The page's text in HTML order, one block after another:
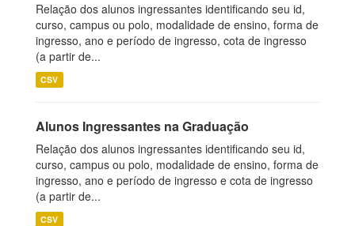
Relação dos alunos ingressantes identificando seu id,
curso, campus ou polo, modalidade de ensino, forma de
ingresso, ano e período de ingresso, cota de ingresso
(a partir de...
CSV
Alunos Ingressantes na Graduação
Relação dos alunos ingressantes identificando seu id,
curso, campus ou polo, modalidade de ensino, forma de
ingresso, ano e período de ingresso e cota de ingresso
(a partir de...
CSV